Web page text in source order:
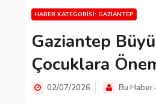
HABER KATEGORISI: GAZIANTEP
Gaziantep
Çocuklara
02/07/2026 Bu Haber